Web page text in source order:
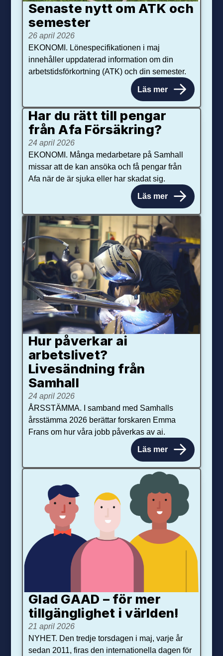
Senaste nytt om ATK och
se­mester
26 april 2026
EKONOMI. Lönespecifikationen i maj
innehåller uppdaterad information om din
arbetstidsförkortning (ATK) och din semester.
Läs mer
Har du rätt till pengar
från Afa Försäkring?
24 april 2026
EKONOMI. Många medarbetare på Samhall
missar att de kan ansöka och få pengar från
Afa när de är sjuka eller har skadat sig.
Läs mer
Hur påverkar ai
arbetslivet?
Livesändning från
Samhall
24 april 2026
ÅRSSTÄMMA. I samband med Samhalls
årsstämma 2026 berättar forskaren Emma
Frans om hur våra jobb påverkas av ai.
Läs mer
Glad GAAD – för mer
tillgänglighet i världen!
21 april 2026
NYHET. Den tredje torsdagen i maj, varje år
sedan 2011, firas den internationella dagen för